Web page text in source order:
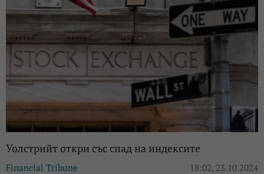
Уолстрийт откри със спад на индексите
Financial Tribune 18:02, 23.10.2024